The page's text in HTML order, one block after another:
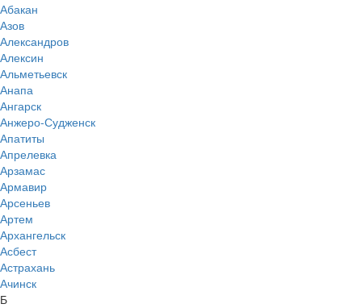
Абакан
Азов
Александров
Алексин
Альметьевск
Анапа
Ангарск
Анжеро-Судженск
Апатиты
Апрелевка
Арзамас
Армавир
Арсеньев
Артем
Архангельск
Асбест
Астрахань
Ачинск
Б